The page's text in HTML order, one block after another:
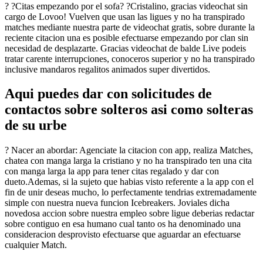
? ?Citas empezando por el sofa? ?Cristalino, gracias videochat sin
cargo de Lovoo! Vuelven que usan las ligues y no ha transpirado
matches mediante nuestra parte de videochat gratis, sobre durante la
reciente citacion una es posible efectuarse empezando por clan sin
necesidad de desplazarte. Gracias videochat de balde Live podeis
tratar carente interrupciones, conoceros superior y no ha transpirado
inclusive mandaros regalitos animados super divertidos.
Aqui puedes dar con solicitudes de
contactos sobre solteros asi­ como solteras
de su urbe
? Nacer an abordar: Agenciate la citacion con app, realiza Matches,
chatea con manga larga la cristiano y no ha transpirado ten una cita
con manga larga la app para tener citas regalado y dar con
dueto.Ademas, si la sujeto que habias visto referente a la app con el
fin de unir deseas mucho, lo perfectamente tendri­as extremadamente
simple con nuestra nueva funcion Icebreakers. Joviales dicha
novedosa accion sobre nuestra empleo sobre ligue deberias redactar
sobre contiguo en esa humano cual tanto os ha denominado una
consideracion desprovisto efectuarse que aguardar an efectuarse
cualquier Match.